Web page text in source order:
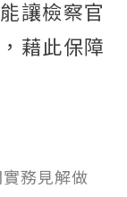
讓檢察官
藉此保障
務見解做